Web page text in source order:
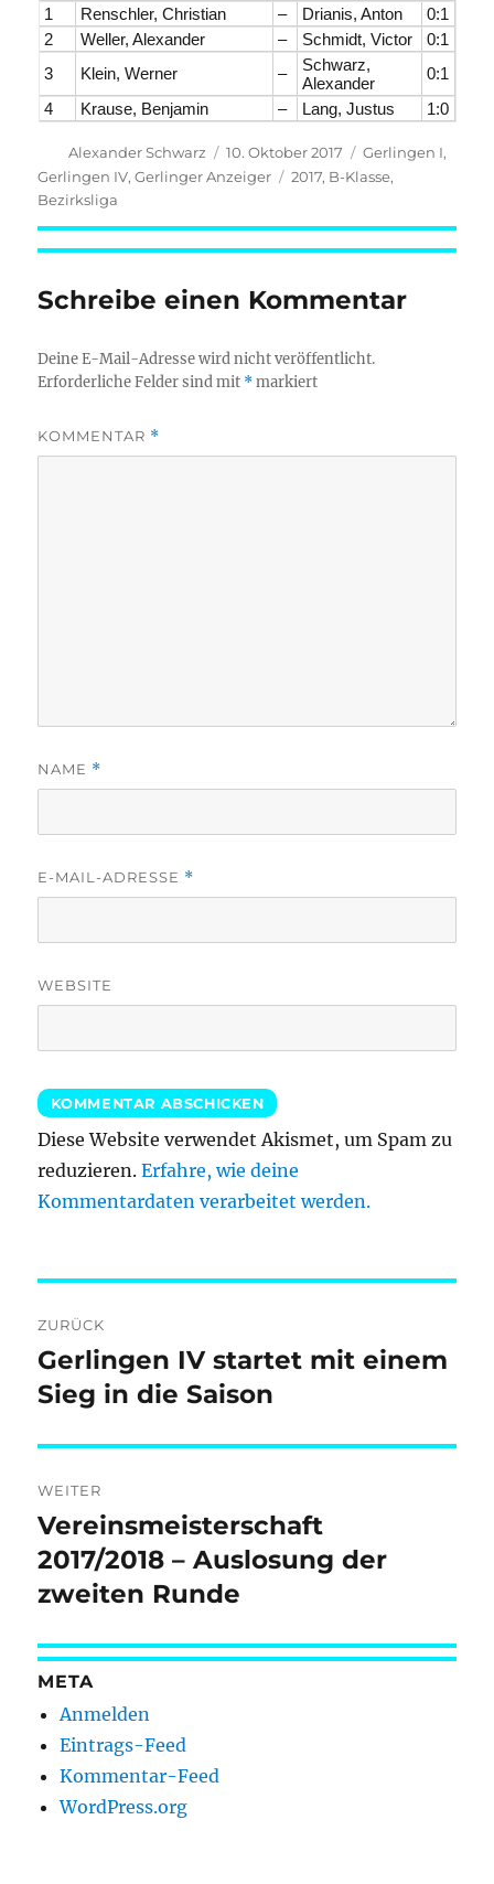
1 Renschler, Christian – Drianis, Anton
0:1
2
Weller, Alexander – Schmidt, Victor
0:1
3
Klein, Werner –
Schwarz,
Alexander
0:1
4
Krause, Benjamin – Lang, Justus 1:0
Autor
Alexander Schwarz
Veröffentlicht
am
10. Oktober 2017 Kategorien
Gerlingen I,
Gerlingen IV,Gerlinger Anzeiger Schlagwörter
2017, B-Klasse,
Bezirksliga
Schreibe einen Kommentar
Deine E-Mail-Adresse wird nicht veröffentlicht.
Erforderliche Felder sind mit *markiert
KOMMENTAR *
NAME *
E-MAIL-ADRESSE *
WEBSITE
Diese Website verwendet Akismet, um Spam zu
reduzieren.Erfahre, wie deine
Kommentardaten verarbeitet werden.
ZURÜCK
Vorheriger
Beitrag:
Gerlingen IV startet mit einem
Sieg in die Saison
WEITER
Nächster
Beitrag:
Vereinsmeisterschaft
2017/2018 – Auslosung der
zweiten Runde
META
Anmelden
Eintrags-Feed
Kommentar-Feed
WordPress.org